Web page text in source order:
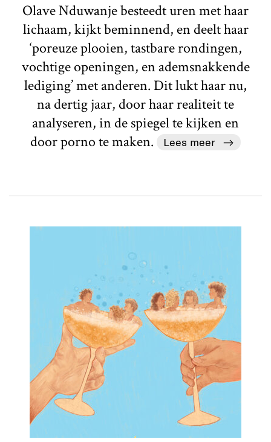
Olave Nduwanje besteedt uren met haar
lichaam, kijkt beminnend, en deelt haar
‘poreuze plooien, tastbare rondingen,
vochtige openingen, en ademsnakkende
lediging’ met anderen. Dit lukt haar nu,
na dertig jaar, door haar realiteit te
analyseren, in de spiegel te kijken en
door porno te maken.
Lees meer